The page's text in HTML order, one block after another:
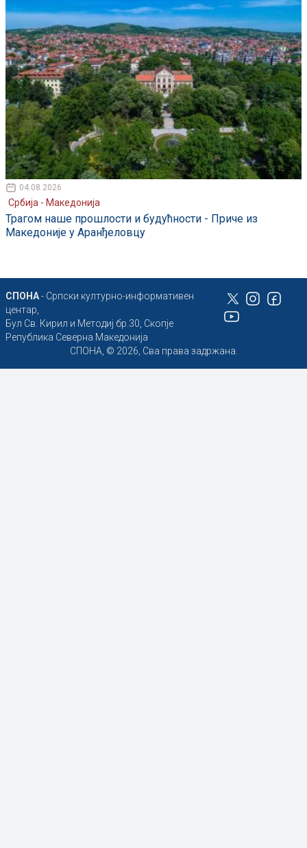
04.08.2026
Србија - Македонија
Трагом наше прошлости и будућности - Приче из
Македоније у Аранђеловцу
СПОНА- Српски културно-информативен
центар,
Бул Св. Кирил и Методиј бр.30, Скопје
Република Северна Македонија
СПОНА, © 2026, Сва права задржана.